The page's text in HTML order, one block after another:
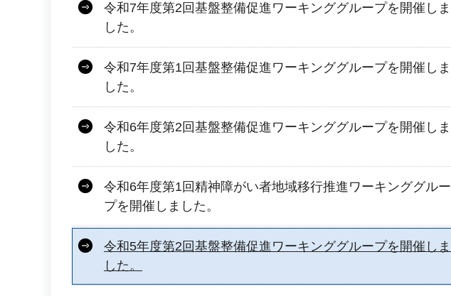
令和7年度第2回基盤整備促進ワーキンググループを開催しま
した。
令和7年度第1回基盤整備促進ワーキンググループを開催しま
した。
令和6年度第2回基盤整備促進ワーキンググループを開催しま
した。
令和6年度第1回精神障がい者地域移行推進ワーキンググルー
プを開催しました。
令和5年度第2回基盤整備促進ワーキンググループを開催しま
した。